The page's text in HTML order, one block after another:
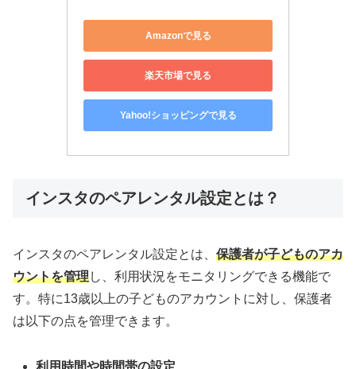
Amazonで見る
楽天市場で見る
Yahoo!ショッピングで見る
インスタのペアレンタル設定とは？
インスタのペアレンタル設定とは、 保護者が子どものアカ
ウントを管理し、利用状況をモニタリングできる機能で
す。特に13歳以上の子どものアカウントに対し、保護者
は以下の点を管理できます。
利用時間や時間帯の設定